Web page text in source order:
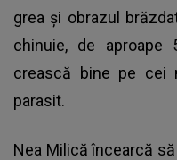
grea și obrazul
chinuie, de aproape
crească bine pe cei
parasit.
Nea Milică încearcă